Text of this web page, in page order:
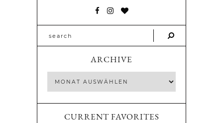
ARCHIVE
CURRENT FAVORITES